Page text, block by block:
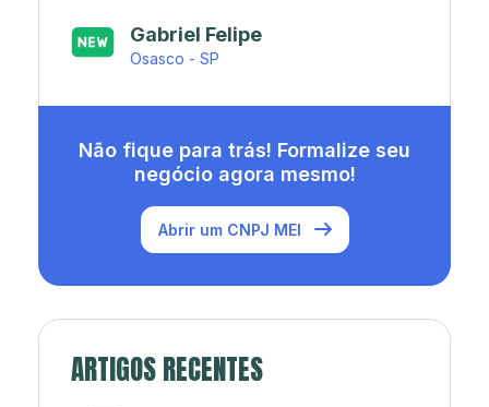
Japa’s açaí e sorveteria
Rio de Janeiro - RJ
Não fique para trás! Formalize seu
negócio agora mesmo!
Abrir um CNPJ MEI
ARTIGOS RECENTES